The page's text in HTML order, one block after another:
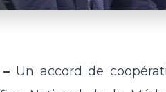
Un accord de